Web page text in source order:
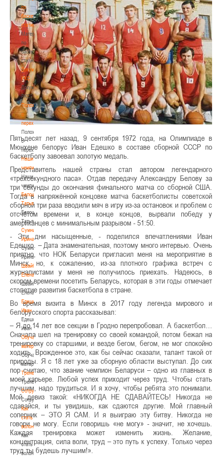
по
баскетбольной
статистике
Материалы
по
баскетбольной
статистике
Документы
РКС
Документы
РКС
Положение
о
переходах
Положение
о
переходах
Наши
чемпионы
Наши
чемпионы
Белошапко
Татьяна
Белошапко
Татьяна
Сумникова
Ирина
Сумникова
Ирина
Швайбович
Елена
Швайбович
Елена
Едешко
Иван
Едешко
Иван
Обучающие
материалы
Обучающие
материалы
Тренерам
Тренерам
Сотрудничество
Сотрудничество
Как
стать
волонтером
Как
стать
волонтером
Пятьдесят лет назад, 9 сентября 1972 года, на Олимпиаде в
Мюнхене белорус Иван Едешко в составе сборной СССР по
баскетболу завоевал золотую медаль.
Представитель нашей страны стал автором легендарного
«трехсекундного паса». Отдав передачу Александру Белову за
три секунды до окончания финального матча со сборной США.
Тогда в напряжённой концовке матча баскетболисты советской
сборной три раза вводили мяч в игру из-за остановок и проблем с
отсчётом времени и, в конце концов, вырвали победу у
американцев с минимальным разрывом - 51:50.
- Эти дни насыщенные, - поделился впечатлениями Иван
Едешко. – Дата знаменательная, поэтому много интервью. Очень
приятно, что НОК Беларуси пригласил меня на мероприятие в
Минск, но, к сожалению, из-за плотного графика встреч с
журналистами у меня не получилось приехать. Надеюсь, в
скором времени посетить Беларусь, которая в эти годы отмечает
столетие развития баскетбола в стране.
Во время визита в Минск в 2017 году легенда мирового и
белорусского спорта рассказывал:
– Я до 14 лет все секции в Гродно перепробовал. А баскетбол…
Сначала шел на тренировку со своей командой, потом бежал на
тренировку со старшими, и везде бегом, бегом, не мог спокойно
ходить. Врожденное это, как бы сейчас сказали, талант такой от
природы. Я с 18 лет уже за сборную области выступал. До сих
пор считаю, что звание чемпион Беларуси – одно из главных в
моей карьере. Любой успех приходит через труд. Чтобы стать
лучшим, надо трудиться. И я хочу, чтобы ребята это понимали.
Мой девиз такой: «НИКОГДА НЕ СДАВАЙТЕСЬ! Никогда не
сдавайся, и ты увидишь, как сдаются другие. Мой главный
соперник – ЭТО Я САМ. И я выиграю эту битву. Никогда не
говори не могу. Если говоришь «не могу» - значит, не хочешь.
Каждая тренировка может изменить жизнь. Желание,
концентрация, сила воли, труд – это путь к успеху. Только через
труд ты будешь лучшим!».